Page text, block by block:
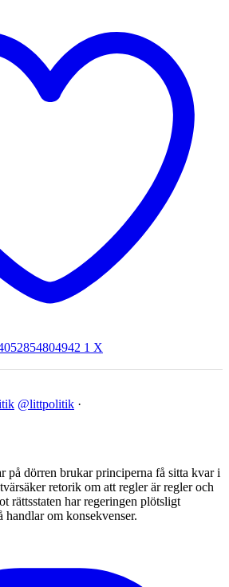
1 X
@littpolitik ·
på dörren brukar principerna få sitta kvar i
retorik om att regler är regler och
rättsstaten har regeringen plötsligt
om konsekvenser.